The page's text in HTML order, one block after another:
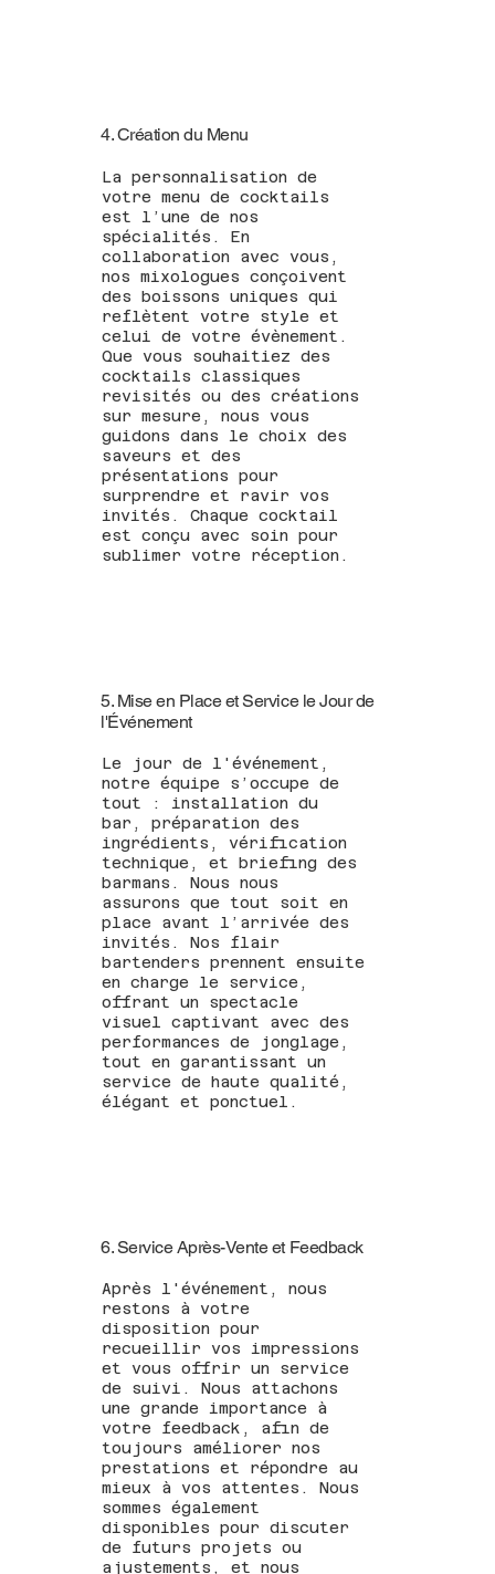
4. Création du Menu
La personnalisation de
votre menu de cocktails
est l’une de nos
spécialités. En
collaboration avec vous,
nos mixologues conçoivent
des boissons uniques qui
reflètent votre style et
celui de votre évènement.
Que vous souhaitiez des
cocktails classiques
revisités ou des créations
sur mesure, nous vous
guidons dans le choix des
saveurs et des
présentations pour
surprendre et ravir vos
invités. Chaque cocktail
est conçu avec soin pour
sublimer votre réception.
5. Mise en Place et Service le Jour de
l'Événement
Le jour de l'événement,
notre équipe s’occupe de
tout : installation du
bar, préparation des
ingrédients, vérification
technique, et briefing des
barmans. Nous nous
assurons que tout soit en
place avant l’arrivée des
invités. Nos flair
bartenders prennent ensuite
en charge le service,
offrant un spectacle
visuel captivant avec des
performances de jonglage,
tout en garantissant un
service de haute qualité,
élégant et ponctuel.
6. Service Après-Vente et Feedback
Après l'événement, nous
restons à votre
disposition pour
recueillir vos impressions
et vous offrir un service
de suivi. Nous attachons
une grande importance à
votre feedback, afin de
toujours améliorer nos
prestations et répondre au
mieux à vos attentes. Nous
sommes également
disponibles pour discuter
de futurs projets ou
ajustements, et nous